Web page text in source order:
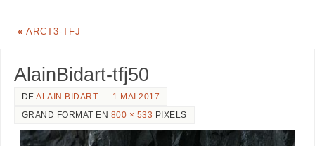
« ARCT3-TFJ
AlainBidart-tfj50
DEALAIN BIDART
1 MAI 2017
GRAND FORMAT EN 800 × 533 PIXELS